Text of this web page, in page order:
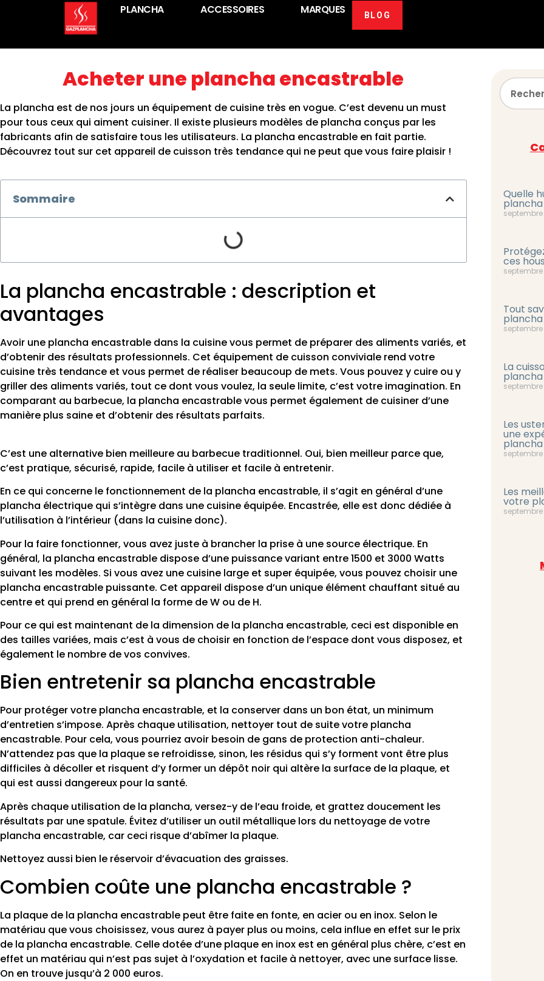
PLANCHA ACCESSOIRES MARQUES BLOG
Acheter une plancha encastrable
La plancha est de nos jours un équipement de cuisine très en vogue. C’est devenu un must
pour tous ceux qui aiment cuisiner. Il existe plusieurs modèles de plancha conçus par les
fabricants afin de satisfaire tous les utilisateurs. La plancha encastrable en fait partie.
Découvrez tout sur cet appareil de cuisson très tendance qui ne peut que vous faire plaisir !
Sommaire
La plancha encastrable : description et
avantages
Avoir une plancha encastrable dans la cuisine vous permet de préparer des aliments variés, et
d’obtenir des résultats professionnels. Cet équipement de cuisson conviviale rend votre
cuisine très tendance et vous permet de réaliser beaucoup de mets. Vous pouvez y cuire ou y
griller des aliments variés, tout ce dont vous voulez, la seule limite, c’est votre imagination. En
comparant au barbecue, la plancha encastrable vous permet également de cuisiner d’une
manière plus saine et d’obtenir des résultats parfaits.
C’est une alternative bien meilleure au barbecue traditionnel. Oui, bien meilleur parce que,
c’est pratique, sécurisé, rapide, facile à utiliser et facile à entretenir.
En ce qui concerne le fonctionnement de la plancha encastrable, il s’agit en général d’une
plancha électrique qui s’intègre dans une cuisine équipée. Encastrée, elle est donc dédiée à
l’utilisation à l’intérieur (dans la cuisine donc).
Pour la faire fonctionner, vous avez juste à brancher la prise à une source électrique. En
général, la plancha encastrable dispose d’une puissance variant entre 1500 et 3000 Watts
suivant les modèles. Si vous avez une cuisine large et super équipée, vous pouvez choisir une
plancha encastrable puissante. Cet appareil dispose d’un unique élément chauffant situé au
centre et qui prend en général la forme de W ou de H.
Pour ce qui est maintenant de la dimension de la plancha encastrable, ceci est disponible en
des tailles variées, mais c’est à vous de choisir en fonction de l’espace dont vous disposez, et
également le nombre de vos convives.
Bien entretenir sa plancha encastrable
Pour protéger votre plancha encastrable, et la conserver dans un bon état, un minimum
d’entretien s’impose. Après chaque utilisation, nettoyer tout de suite votre plancha
encastrable. Pour cela, vous pourriez avoir besoin de gans de protection anti-chaleur.
N’attendez pas que la plaque se refroidisse, sinon, les résidus qui s’y forment vont être plus
difficiles à décoller et risquent d’y former un dépôt noir qui altère la surface de la plaque, et
qui est aussi dangereux pour la santé.
Après chaque utilisation de la plancha, versez-y de l’eau froide, et grattez doucement les
résultats par une spatule. Évitez d’utiliser un outil métallique lors du nettoyage de votre
plancha encastrable, car ceci risque d’abîmer la plaque.
Nettoyez aussi bien le réservoir d’évacuation des graisses.
Combien coûte une plancha encastrable ?
La plaque de la plancha encastrable peut être faite en fonte, en acier ou en inox. Selon le
matériau que vous choisissez, vous aurez à payer plus ou moins, cela influe en effet sur le prix
de la plancha encastrable. Celle dotée d’une plaque en inox est en général plus chère, c’est en
effet un matériau qui n’est pas sujet à l’oxydation et facile à nettoyer, avec une surface lisse.
On en trouve jusqu’à 2 000 euros.
Quelle
plancha
septembre
ces
septembre
Tout
plancha
septembre
La
septembre
Les
une
septembre
Les
votre
septembre